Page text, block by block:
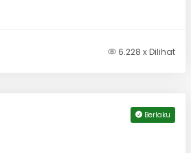
6.228 x Dilihat
Berlaku